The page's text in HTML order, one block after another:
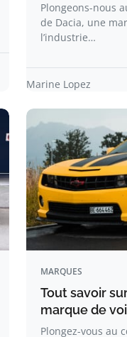
Plongeons-nous
de Dacia, une
l’industrie…
Marine Lopez
MARQUES
Tout savoir
marque de
Plongez-vous au